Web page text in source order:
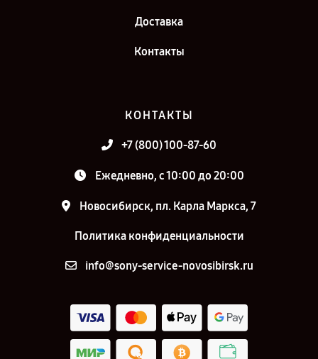
Доставка
Контакты
КОНТАКТЫ
+7 (800) 100-87-60
Ежедневно, с 10:00 до 20:00
Новосибирск, пл. Карла Маркса, 7
Политика конфиденциальности
info@sony-service-novosibirsk.ru